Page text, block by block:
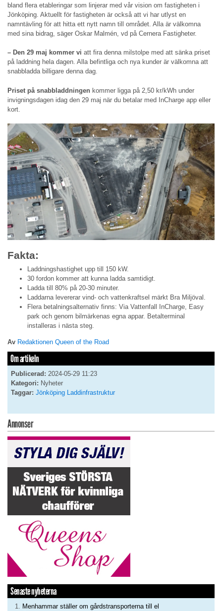
bland flera etableringar som linjerar med vår vision om fastigheten i
Jönköping. Aktuellt för fastigheten är också att vi har utlyst en
namntävling för att hitta ett nytt namn till området. Alla är välkomna
med sina bidrag, säger Oskar Malmén, vd på Cernera Fastigheter.
– Den 29 maj kommer vi att fira denna milstolpe med att sänka priset
på laddning hela dagen. Alla befintliga och nya kunder är välkomna att
snabbladda billigare denna dag.
Priset på snabbladdningen kommer ligga på 2,50 kr/kWh under
invigningsdagen idag den 29 maj när du betalar med InCharge app eller
kort.
Fakta:
Laddningshastighet upp till 150 kW.
30 fordon kommer att kunna ladda samtidigt.
Ladda till 80% på 20-30 minuter.
Laddarna levererar vind- och vattenkraftsel märkt Bra Miljöval.
Flera betalningsalternativ finns: Via Vattenfall InCharge, Easy
park och genom bilmärkenas egna appar. Betalterminal
installeras i nästa steg.
Av Redaktionen Queen of the Road
Om artikeln
Publicerad: 2024-05-29 11:23
Kategori: Nyheter
Taggar: Jönköping Laddinfrastruktur
Annonser
Senaste nyheterna
Menhammar ställer om gårdstransporterna till el